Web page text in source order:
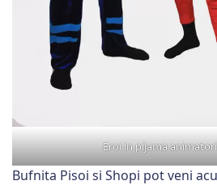
Eroi in pijama
Bufnita Pisoi si Shopi pot veni